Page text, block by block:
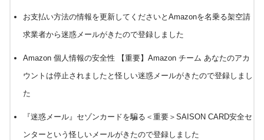
お支払い方法の情報を更新してくださいとAmazonを名乗る架空請
求業者から迷惑メールがきたので登録しました
Amazon 個人情報の安全性 【重要】Amazon チーム あなたのアカ
ウントは停止されましたと怪しい迷惑メールがきたので登録しまし
た
『迷惑メール』セゾンカードを騙る＜重要＞SAISON CARD安全セ
ンターという怪しいメールがきたので登録しました